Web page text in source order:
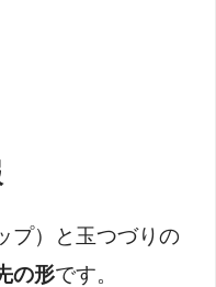
プ）と玉つづりの
の形です。